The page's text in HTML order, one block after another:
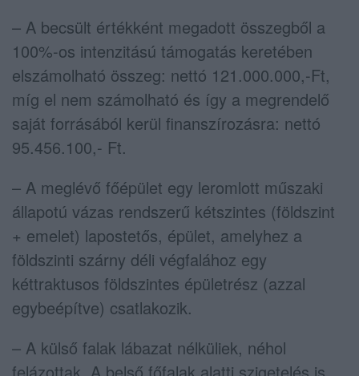
– A becsült értékként megadott összegből a
100%-os intenzitású támogatás keretében
elszámolható összeg: nettó 121.000.000,-Ft,
míg el nem számolható és így a megrendelő
saját forrásából kerül finanszírozásra: nettó
95.456.100,- Ft.
– A meglévő főépület egy leromlott műszaki
állapotú vázas rendszerű kétszintes (földszint
+ emelet) lapostetős, épület, amelyhez a
földszinti szárny déli végfalához egy
kéttraktusos földszintes épületrész (azzal
egybeépítve) csatlakozik.
– A külső falak lábazat nélküliek, néhol